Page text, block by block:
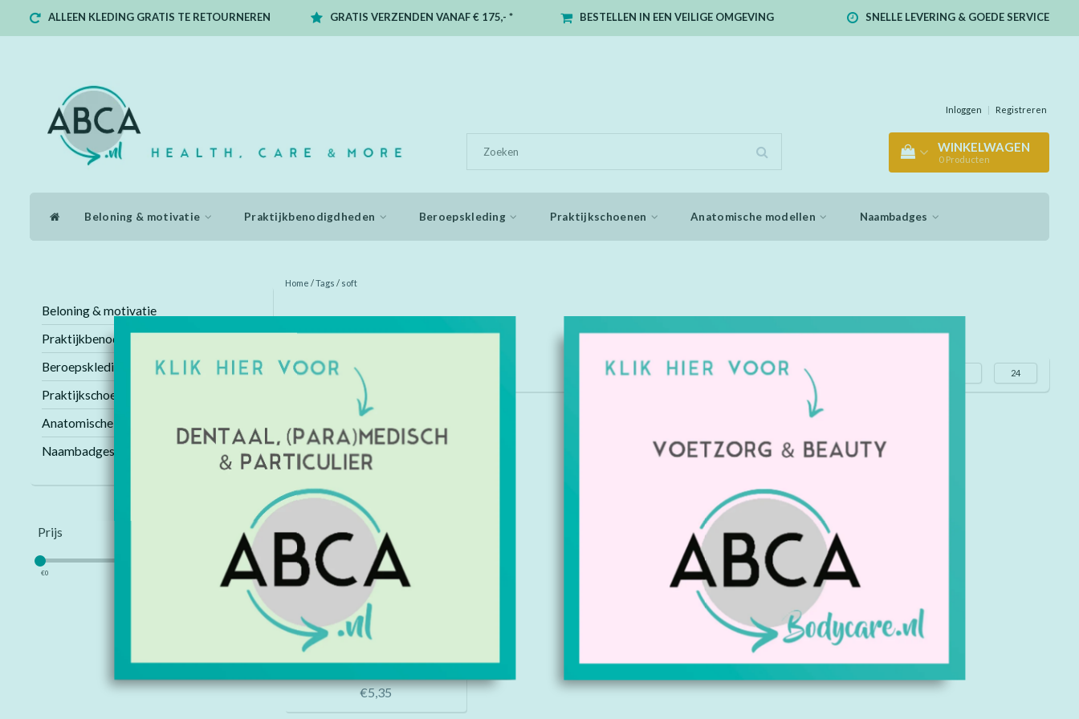
ALLEEN KLEDING GRATIS TE RETOURNEREN GRATIS VERZENDEN VANAF € 175,- * BESTELLEN IN EEN VEILIGE OMGEVING SNELLE LEVERING & GOEDE SERVICE
Inloggen | Registreren
WINKELWAGEN
0 Producten
Beloning & motivatie Praktijkbenodigdheden Beroepskleding Praktijkschoenen Anatomische modellen Naambadges
Beloning & motivatie
Praktijkbenodigdheden
Beroepskleding
Praktijkschoenen
Anatomische modellen
Naambadges
Prijs
€0
Home /Tags / soft
Producten getagd met soft
Alle merken 24
Kopen
Akzenta Ultrasoft nitril
€5,35